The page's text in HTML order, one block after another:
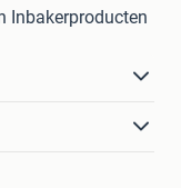
Inbakerproducten